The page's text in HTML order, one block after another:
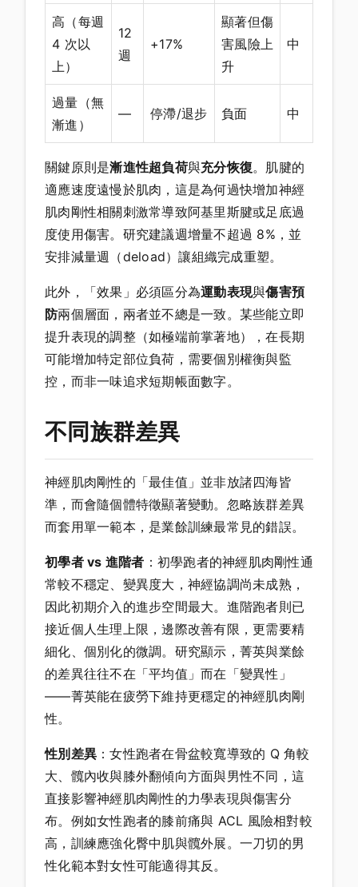
高（每週
4 次以
上）
12
週
+17%
顯著但傷
害風險上
升
中
過量（無
漸進）
— 停滯/退步 負面 中
關鍵原則是漸進性超負荷與充分恢復。肌腱的
適應速度遠慢於肌肉，這是為何過快增加神經
肌肉剛性相關刺激常導致阿基里斯腱或足底過
度使用傷害。研究建議週增量不超過 8%，並
安排減量週（deload）讓組織完成重塑。
此外，「效果」必須區分為運動表現與傷害預
防兩個層面，兩者並不總是一致。某些能立即
提升表現的調整（如極端前掌著地），在長期
可能增加特定部位負荷，需要個別權衡與監
控，而非一味追求短期帳面數字。
不同族群差異
神經肌肉剛性的「最佳值」並非放諸四海皆
準，而會隨個體特徵顯著變動。忽略族群差異
而套用單一範本，是業餘訓練最常見的錯誤。
初學者 vs 進階者 ：初學跑者的神經肌肉剛性通
常較不穩定、變異度大，神經協調尚未成熟，
因此初期介入的進步空間最大。進階跑者則已
接近個人生理上限，邊際改善有限，更需要精
細化、個別化的微調。研究顯示，菁英與業餘
的差異往往不在「平均值」而在「變異性」
——菁英能在疲勞下維持更穩定的神經肌肉剛
性。
性別差異 ：女性跑者在骨盆較寬導致的 Q 角較
大、髖內收與膝外翻傾向方面與男性不同，這
直接影響神經肌肉剛性的力學表現與傷害分
布。例如女性跑者的膝前痛與 ACL 風險相對較
高，訓練應強化臀中肌與髖外展。一刀切的男
性化範本對女性可能適得其反。